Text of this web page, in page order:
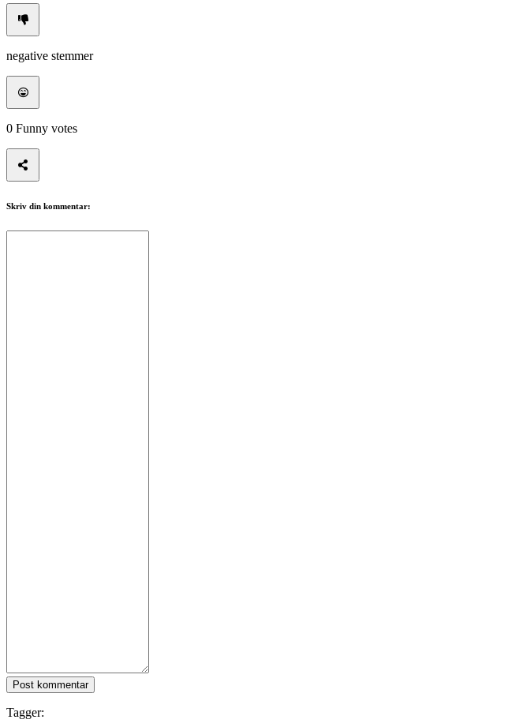
Spillet
Spill
Arrangementer
i
Nyheter
Guide
negative stemmer
0 Funny votes
Skriv din kommentar:
Post kommentar
Tagger: